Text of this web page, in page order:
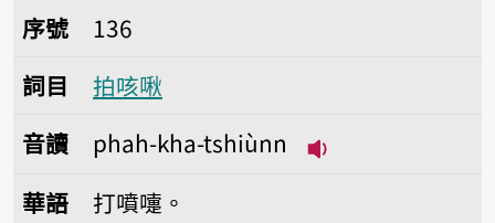
序號136拍咳啾
序號
136
詞目
拍咳啾
音讀
phah-kha-tshiùnn
華語
打噴嚏。